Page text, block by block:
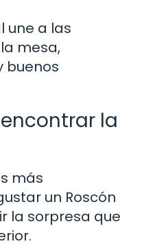
une a las
mesa,
buenos
la
más
un Roscón
la sorpresa que